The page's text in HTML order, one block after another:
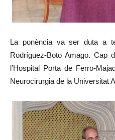
La ponència va ser duta a
Rodríguez-Boto Amago. Cap
l’Hospital Porta de Ferro-
Neurocirurgia de la Universitat